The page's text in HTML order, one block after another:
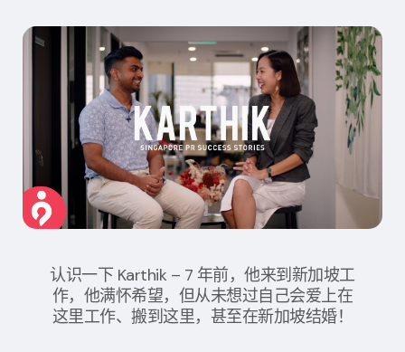
认识一下 Karthik – 7 年前，他来到新加坡工
作，他满怀希望，但从未想过自己会爱上在
这里工作、搬到这里，甚至在新加坡结婚！